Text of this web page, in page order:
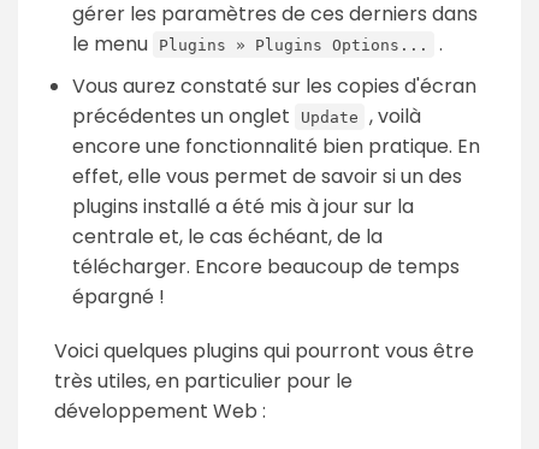
gérer les paramètres de ces derniers dans
le menu
Plugins » Plugins Options...
.
Vous aurez constaté sur les copies d'écran
précédentes un onglet
Update
, voilà
encore une fonctionnalité bien pratique. En
effet, elle vous permet de savoir si un des
plugins installé a été mis à jour sur la
centrale et, le cas échéant, de la
télécharger. Encore beaucoup de temps
épargné !
Voici quelques plugins qui pourront vous être
très utiles, en particulier pour le
développement Web :